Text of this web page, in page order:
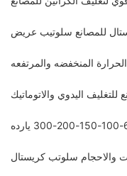
للمصانع سلوتيب عريض
المنخفضه والمرتفعه
اليدوي والاتوماتيك
والاحجام سلوتب كريستال